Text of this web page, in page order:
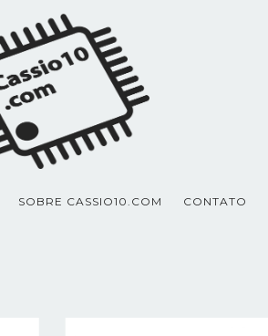
SOBRE CASSIO10.COM CONTATO